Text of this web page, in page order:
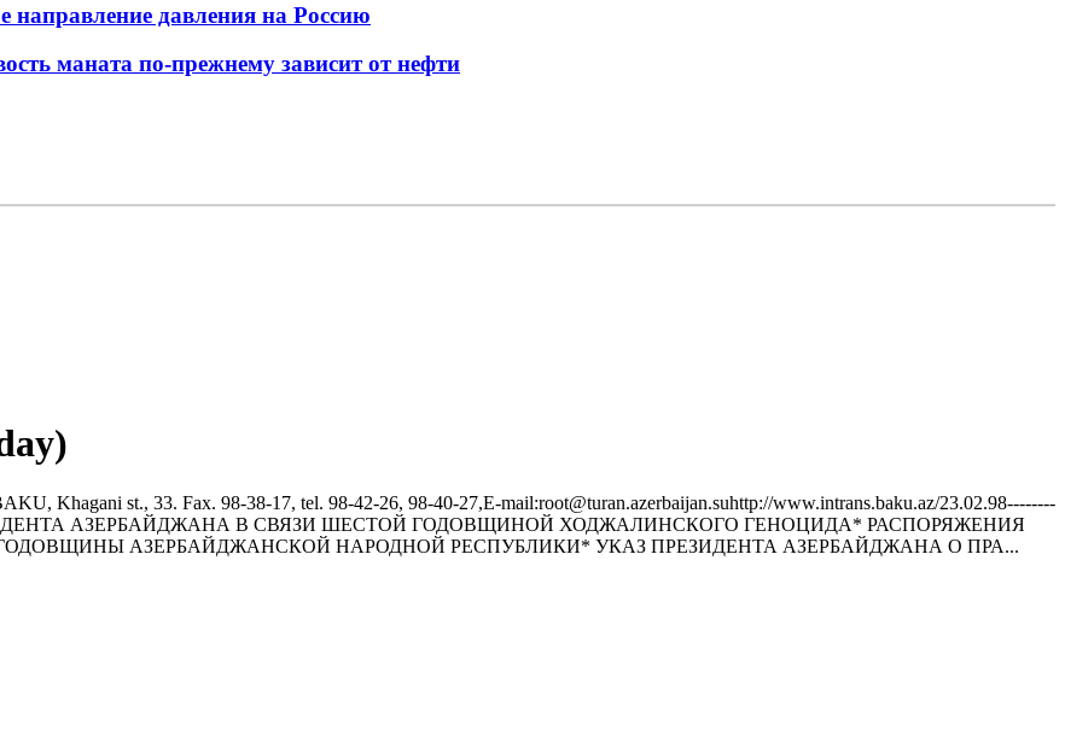
давления на Россию
маната по-прежнему зависит от нефти
Khagani st., 33. Fax. 98-38-17, tel. 98-42-26, 98-40-27,E-mail:root@turan.azerbaijan.suhttр://www.intrans.baku.az/23.02.98--------
АЗЕРБАЙДЖАНА В СВЯЗИ ШЕСТОЙ ГОДОВЩИНОЙ ХОДЖАЛИНСКОГО ГЕНОЦИДА* РАСПОРЯЖЕНИЯ
АЗЕРБАЙДЖАНСКОЙ НАРОДНОЙ РЕСПУБЛИКИ* УКАЗ ПРЕЗИДЕНТА АЗЕРБАЙДЖАНА О ПРА...